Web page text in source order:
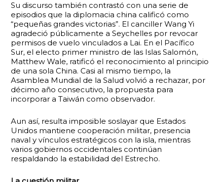
Su discurso también contrastó con una serie de
episodios que la diplomacia china calificó como
“pequeñas grandes victorias”. El canciller Wang Yi
agradeció públicamente a Seychelles por revocar
permisos de vuelo vinculados a Lai. En el Pacífico
Sur, el electo primer ministro de las Islas Salomón,
Matthew Wale, ratificó el reconocimiento al principio
de una sola China. Casi al mismo tiempo, la
Asamblea Mundial de la Salud volvió a rechazar, por
décimo año consecutivo, la propuesta para
incorporar a Taiwán como observador.
Aun así, resulta imposible soslayar que Estados
Unidos mantiene cooperación militar, presencia
naval y vínculos estratégicos con la isla, mientras
varios gobiernos occidentales continúan
respaldando la estabilidad del Estrecho.